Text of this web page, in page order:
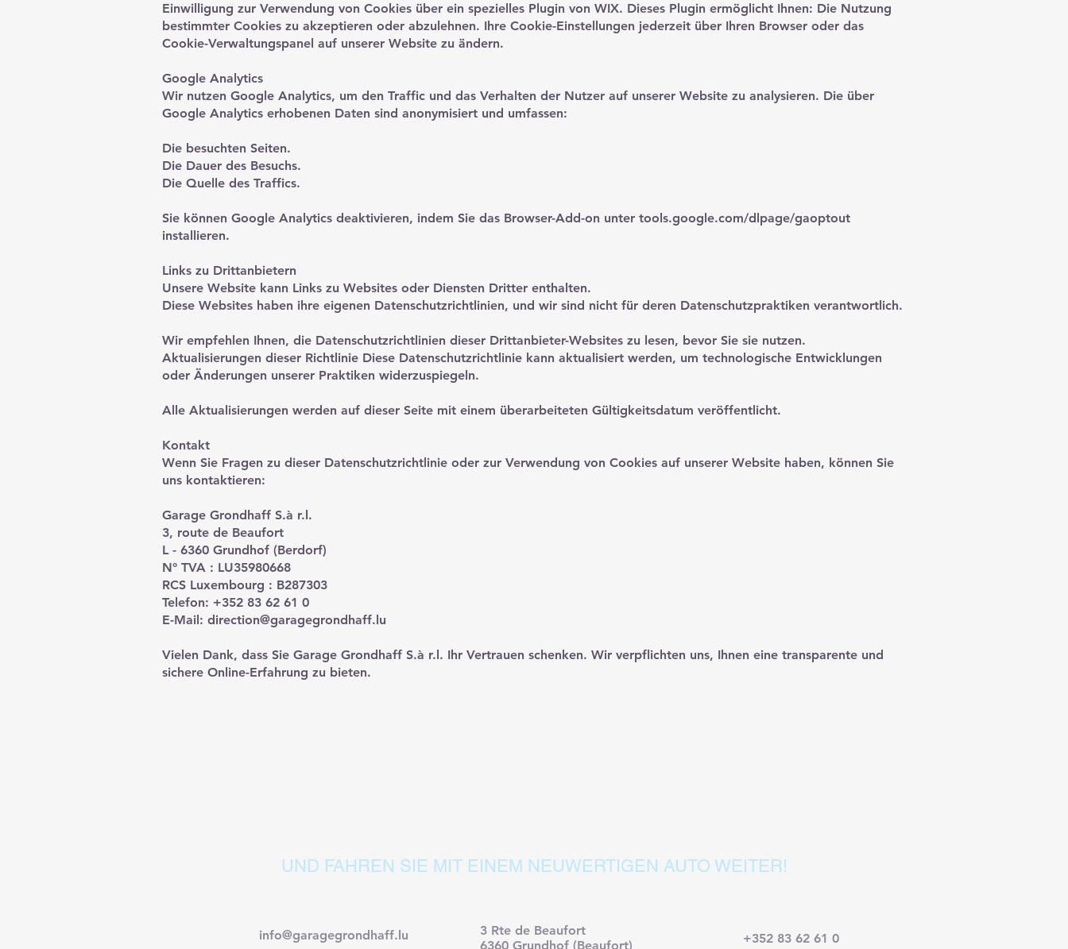
Einwilligung zur Verwendung von Cookies über ein spezielles Plugin von WIX. Dieses Plugin ermöglicht Ihnen: Die Nutzung
bestimmter Cookies zu akzeptieren oder abzulehnen. Ihre Cookie-Einstellungen jederzeit über Ihren Browser oder das
Cookie-Verwaltungspanel auf unserer Website zu ändern.
Google Analytics
Wir nutzen Google Analytics, um den Traffic und das Verhalten der Nutzer auf unserer Website zu analysieren. Die über
Google Analytics erhobenen Daten sind anonymisiert und umfassen:
Die besuchten Seiten.
Die Dauer des Besuchs.
Die Quelle des Traffics.
Sie können Google Analytics deaktivieren, indem Sie das Browser-Add-on unter tools.google.com/dlpage/gaoptout
installieren.
Links zu Drittanbietern
Unsere Website kann Links zu Websites oder Diensten Dritter enthalten.
Diese Websites haben ihre eigenen Datenschutzrichtlinien, und wir sind nicht für deren Datenschutzpraktiken verantwortlich.
Wir empfehlen Ihnen, die Datenschutzrichtlinien dieser Drittanbieter-Websites zu lesen, bevor Sie sie nutzen.
Aktualisierungen dieser Richtlinie Diese Datenschutzrichtlinie kann aktualisiert werden, um technologische Entwicklungen
oder Änderungen unserer Praktiken widerzuspiegeln.
Alle Aktualisierungen werden auf dieser Seite mit einem überarbeiteten Gültigkeitsdatum veröffentlicht.
Kontakt
Wenn Sie Fragen zu dieser Datenschutzrichtlinie oder zur Verwendung von Cookies auf unserer Website haben, können Sie
uns kontaktieren:
Garage Grondhaff S.à r.l.
3, route de Beaufort
L - 6360 Grundhof (Berdorf)
N° TVA : LU35980668
RCS Luxembourg : B287303
Telefon: +352 83 62 61 0
E-Mail: direction@garagegrondhaff.lu
Vielen Dank, dass Sie Garage Grondhaff S.à r.l. Ihr Vertrauen schenken. Wir verpflichten uns, Ihnen eine transparente und
sichere Online-Erfahrung zu bieten.
UND FAHREN SIE MIT EINEM NEUWERTIGEN AUTO WEITER!
info@garagegrondhaff.lu
3 Rte de Beaufort
6360 Grundhof (Beaufort)
+352 83 62 61 0